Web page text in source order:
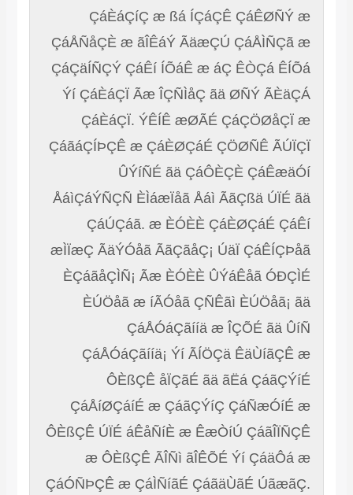
ÇáÈáÇíÇ æ ßá ÍÇáÇÊ ÇáÊØÑÝ æ
ÇáÅÑåÇÈ æ ãÎÊáÝ ÃäæÇÚ ÇáÅÌÑÇã æ
ÇáÇäÍÑÇÝ ÇáÊí ÍÕáÊ æ áÇ ÊÒÇá ÊÍÕá
Ýí ÇáÈáÇÏ Ãæ ÎÇÑÌåÇ ãä ØÑÝ ÃÈäÇÁ
ÇáÈáÇÏ. ÝÊÍÊ æØÃÉ ÇáÇÖØåÇÏ æ
ÇáãáÇÍÞÇÊ æ ÇáÈØÇáÉ ÇÖØÑÊ ÃÚÏÇÏ
ÛÝíÑÉ ãä ÇáÔÈÇÈ ÇáÊæäÓí
ÅáìÇáÝÑÇÑ ÈÌáæÏåã Åáì ÃãÇßä ÚÏÉ ãä
ÇáÚÇáã. æ ÈÓÈÈ ÇáÈØÇáÉ ÇáÊí
æÌÏæÇ ÃäÝÓåã ÃãÇãåÇ¡ ÚäÏ ÇáÊÍÇÞåã
ÈÇáãåÇÌÑ¡ Ãæ ÈÓÈÈ ÛÝáÊåã ÓÐÇÌÉ
ÈÚÖåã æ íÃÓåã ÇÑÊãì ÈÚÖåã¡ ãä
ÇáÅÓáÇãííä æ ÎÇÕÉ ãä ÛíÑ
ÇáÅÓáÇãííä¡ Ýí ÃÍÖÇä ÊäÙíãÇÊ æ
ÔÈßÇÊ åÏÇãÉ ãä ãËá ÇáãÇÝíÉ
ÇáÅíØÇáíÉ æ ÇáãÇÝíÇ ÇáÑæÓíÉ æ
ÔÈßÇÊ ÚÏÉ áÊåÑíÈ æ ÊæÒíÚ ÇáãÎÏÑÇÊ
æ ÔÈßÇÊ ÃÎÑì ãÎÊÕÉ Ýí ÇáäÔá æ
ÇáÓÑÞÇÊ æ ÇáÌÑíãÉ ÇáãäÙãÉ ÚãæãÇ.